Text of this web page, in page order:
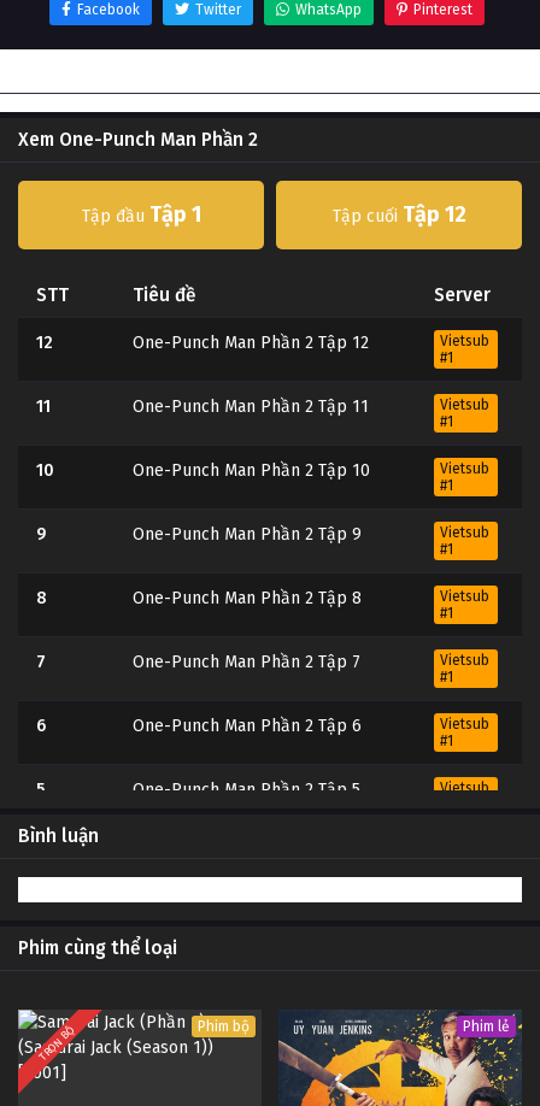
Facebook Twitter WhatsApp Pinterest
Xem One-Punch Man Phần 2
Tập đầu Tập 1 Tập cuối Tập 12
STT Tiêu đề Server
12 One-Punch Man Phần 2 Tập 12
Vietsub
#1
11 One-Punch Man Phần 2 Tập 11
Vietsub
#1
10 One-Punch Man Phần 2 Tập 10
Vietsub
#1
9 One-Punch Man Phần 2 Tập 9
Vietsub
#1
8 One-Punch Man Phần 2 Tập 8
Vietsub
#1
7 One-Punch Man Phần 2 Tập 7
Vietsub
#1
6 One-Punch Man Phần 2 Tập 6
Vietsub
#1
5 One-Punch Man Phần 2 Tập 5
Vietsub
4 One-Punch Man Phần 2 Tập 4
1 One-Punch Man Phần 2 Tập 1
Vietsub
#1
Bình luận
Phim cùng thể loại
TRỌN BỘ Phim bộ Phim lẻ